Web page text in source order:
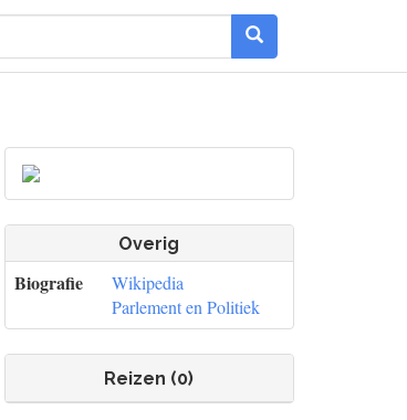
Overig
Biografie
Wikipedia
Parlement en Politiek
Reizen (0)